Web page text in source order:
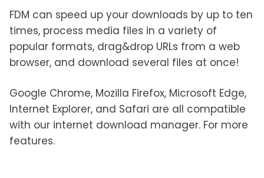
FDM can speed up your downloads by up to ten
times, process media files in a variety of
popular formats, drag&drop URLs from a web
browser, and download several files at once!
Google Chrome, Mozilla Firefox, Microsoft Edge,
Internet Explorer, and Safari are all compatible
with our internet download manager. For more
features.